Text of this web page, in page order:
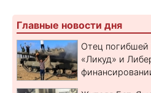
Главные новости дня
Отец погибшей
«Ликуд» и